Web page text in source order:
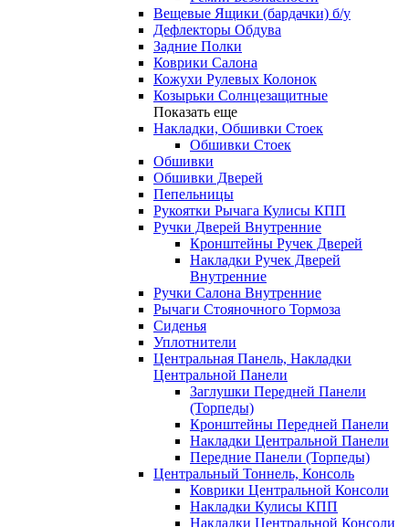
Вещевые Ящики (бардачки) б/у
Дефлекторы Обдува
Задние Полки
Коврики Салона
Кожухи Рулевых Колонок
Козырьки Солнцезащитные
Показать еще
Накладки, Обшивки Стоек
Обшивки Стоек
Обшивки
Обшивки Дверей
Пепельницы
Рукоятки Рычага Кулисы КПП
Ручки Дверей Внутренние
Кронштейны Ручек Дверей
Накладки Ручек Дверей
Внутренние
Ручки Салона Внутренние
Рычаги Стояночного Тормоза
Сиденья
Уплотнители
Центральная Панель, Накладки
Центральной Панели
Заглушки Передней Панели
(Торпеды)
Кронштейны Передней Панели
Накладки Центральной Панели
Передние Панели (Торпеды)
Центральный Тоннель, Консоль
Коврики Центральной Консоли
Накладки Кулисы КПП
Накладки Центральной Консоли